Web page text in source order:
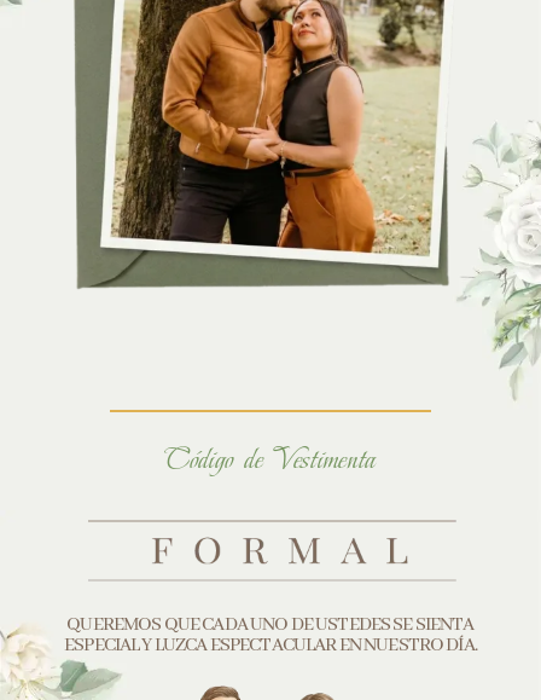
Código de Vestimenta
QUEREMOS QUE CADA UNO DE USTEDES SE SIENTA
ESPECIAL Y LUZCA ESPECTACULAR EN NUESTRO DÍA.